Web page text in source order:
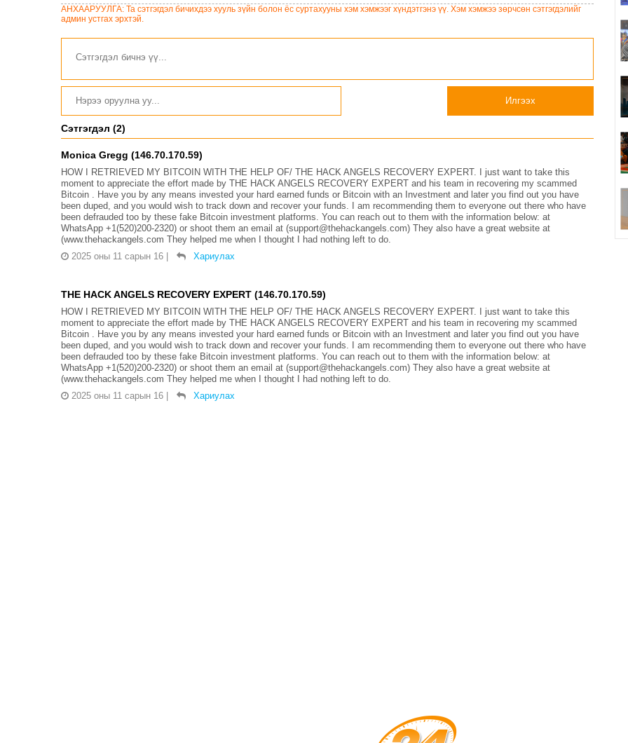
хувийн зээл
АНХААРУУЛГА: Та сэтгэгдэл бичихдээ хууль зүйн болон ёс суртахууны хэм хэмжээг хүндэтгэнэ үү. Хэм хэмжээ зөрчсөн сэтгэгдэлийг
админ устгах эрхтэй.
Илгээх
Сэтгэгдэл (2)
Monica Gregg (146.70.170.59)
HOW I RETRIEVED MY BITCOIN WITH THE HELP OF/ THE HACK ANGELS RECOVERY EXPERT. I just want to take this
moment to appreciate the effort made by THE HACK ANGELS RECOVERY EXPERT and his team in recovering my scammed
Bitcoin . Have you by any means invested your hard earned funds or Bitcoin with an Investment and later you find out you have
been duped, and you would wish to track down and recover your funds. I am recommending them to everyone out there who have
been defrauded too by these fake Bitcoin investment platforms. You can reach out to them with the information below: at
WhatsApp +1(520)200-2320) or shoot them an email at (support@thehackangels.com) They also have a great website at
(www.thehackangels.com They helped me when I thought I had nothing left to do.
2025 оны 11 сарын 16
Хариулах
THE HACK ANGELS RECOVERY EXPERT (146.70.170.59)
HOW I RETRIEVED MY BITCOIN WITH THE HELP OF/ THE HACK ANGELS RECOVERY EXPERT. I just want to take this
moment to appreciate the effort made by THE HACK ANGELS RECOVERY EXPERT and his team in recovering my scammed
Bitcoin . Have you by any means invested your hard earned funds or Bitcoin with an Investment and later you find out you have
been duped, and you would wish to track down and recover your funds. I am recommending them to everyone out there who have
been defrauded too by these fake Bitcoin investment platforms. You can reach out to them with the information below: at
WhatsApp +1(520)200-2320) or shoot them an email at (support@thehackangels.com) They also have a great website at
(www.thehackangels.com They helped me when I thought I had nothing left to do.
2025 оны 11 сарын 16
Хариулах